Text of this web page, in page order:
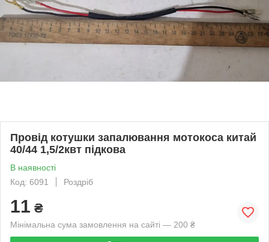
Провід котушки запалювання мотокоса китай
40/44 1,5/2квт підкова
В наявності
Код: 6091
Роздріб
11 ₴
Мінімальна сума замовлення на сайті — 200 ₴